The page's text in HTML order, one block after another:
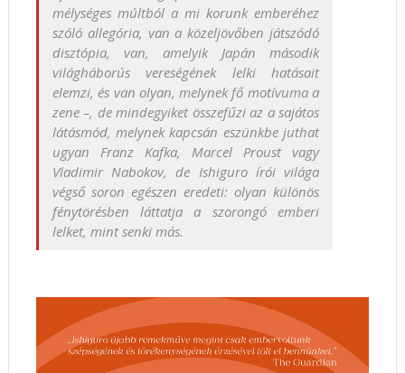
mélységes múltból a mi korunk emberéhez
szóló allegória, van a közeljövőben játszódó
disztópia, van, amelyik Japán második
világháborús vereségének lelki hatásait
elemzi, és van olyan, melynek fő motívuma a
zene –, de mindegyiket összefűzi az a sajátos
látásmód, melynek kapcsán eszünkbe juthat
ugyan Franz Kafka, Marcel Proust vagy
Vladimir Nabokov, de Ishiguro írói világa
végső soron egészen eredeti: olyan különös
fénytörésben láttatja a szorongó emberi
lelket, mint senki más.